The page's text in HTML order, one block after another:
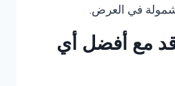
في العرض.
مع أفضل أي